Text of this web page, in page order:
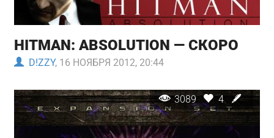
HITMAN: ABSOLUTION — СКОРО
D!ZZY, 16 НОЯБРЯ 2012, 20:44
3089 4